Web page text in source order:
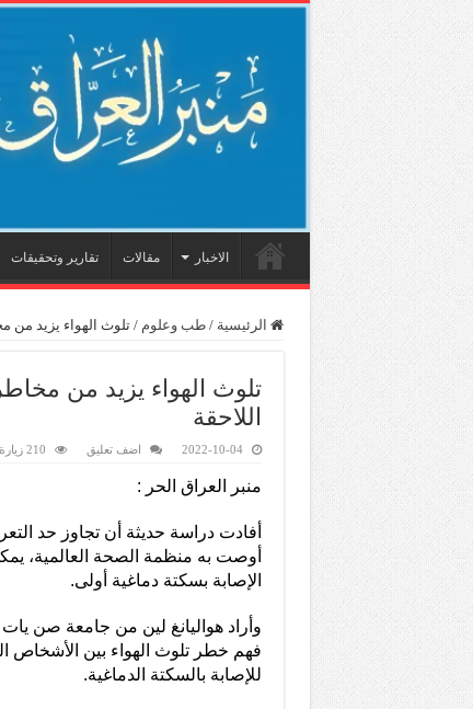
الاخبار مقالات تقارير وتحقيقات
الرئيسية / طب وعلوم / تلوث الهواء يزيد من
تلوث الهواء يزيد من
اللاحقة
2022-10-04 اضف تعليق 210 زيارة
منبر العراق الحر :
أفادت دراسة حديثة أن تجاوز حد
أوصت به منظمة الصحة العالمية،
الإصابة بسكتة دماغية أولى.
وأراد هواليانغ لين من جامعة صن
فهم خطر تلوث الهواء بين الأشخاص
للإصابة بالسكتة الدماغية.